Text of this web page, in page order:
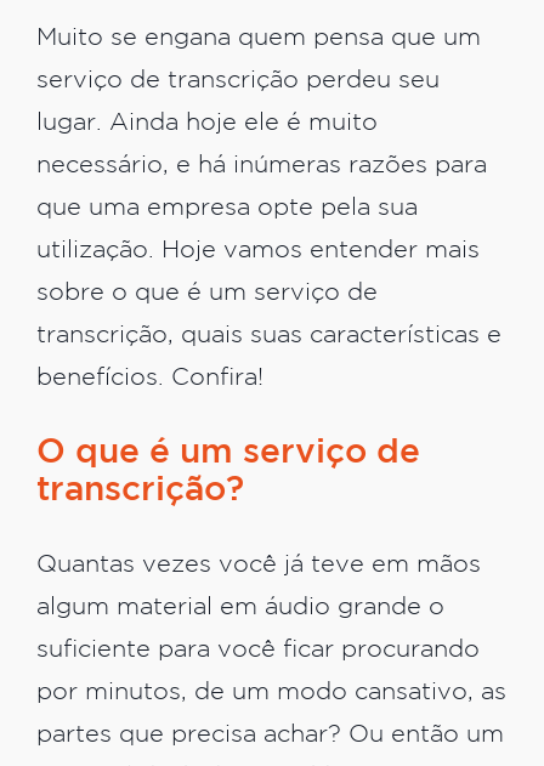
Muito se engana quem pensa que um
serviço de transcrição perdeu seu
lugar. Ainda hoje ele é muito
necessário, e há inúmeras razões para
que uma empresa opte pela sua
utilização. Hoje vamos entender mais
sobre o que é um serviço de
transcrição, quais suas características e
benefícios. Confira!
O que é um serviço de
transcrição?
Quantas vezes você já teve em mãos
algum material em áudio grande o
suficiente para você ficar procurando
por minutos, de um modo cansativo, as
partes que precisa achar? Ou então um